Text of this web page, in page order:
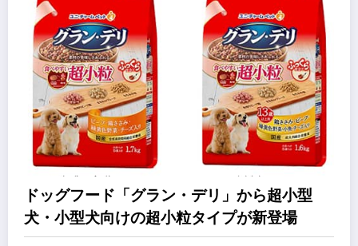
ドッグフード「グラン・デリ」から超小型
犬・小型犬向けの超小粒タイプが新登場